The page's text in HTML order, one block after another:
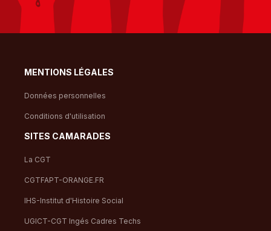
MENTIONS LÉGALES
Données personnelles
Conditions d'utilisation
SITES CAMARADES
La CGT
CGTFAPT-ORANGE.FR
IHS-Institut d'Histoire Social
UGICT-CGT Ingés Cadres Techs